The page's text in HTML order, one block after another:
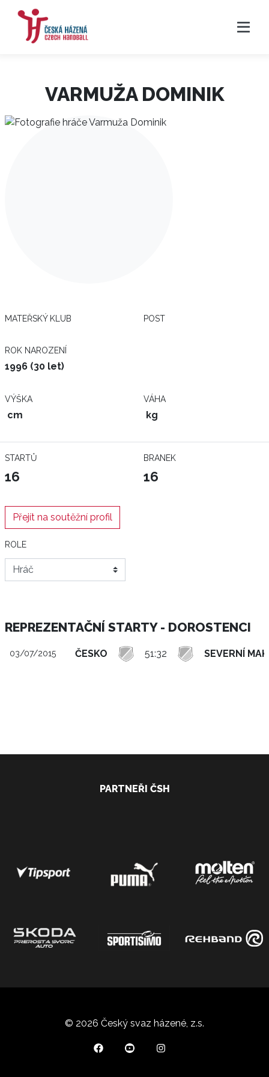
VARMUŽA DOMINIK
MATEŘSKÝ KLUB POST
ROK NAROZENÍ
1996 (30 let)
VÝŠKA
cm
VÁHA
kg
STARTŮ
16
BRANEK
16
Přejít na soutěžní profil
ROLE
REPREZENTAČNÍ STARTY - DOROSTENCI
03/07/2015 ČESKO 51:32 SEVERNÍ
PARTNEŘI ČSH
© 2026 Český svaz házené, z.s.